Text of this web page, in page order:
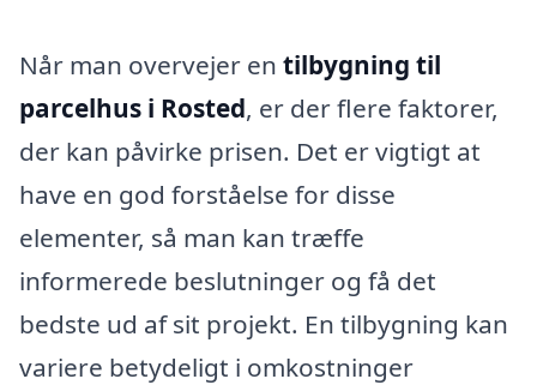
Når man overvejer en tilbygning til
parcelhus i Rosted, er der flere faktorer,
der kan påvirke prisen. Det er vigtigt at
have en god forståelse for disse
elementer, så man kan træffe
informerede beslutninger og få det
bedste ud af sit projekt. En tilbygning kan
variere betydeligt i omkostninger